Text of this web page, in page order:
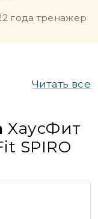
года тренажер
Читать все
ХаусФит
SPIRO